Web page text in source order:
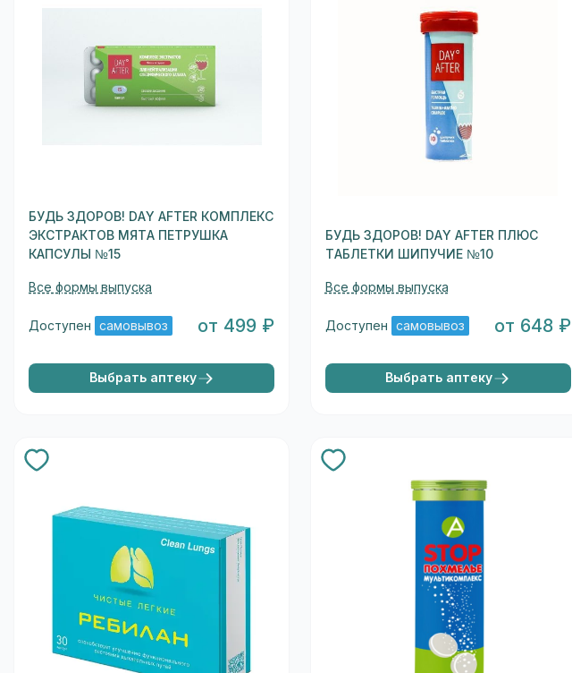
БУДЬ ЗДОРОВ! DAY AFTER КОМПЛЕКС
ЭКСТРАКТОВ МЯТА ПЕТРУШКА
КАПСУЛЫ №15
Все формы выпуска
Доступен самовывоз от 499 ₽
Выбрать аптеку
БУДЬ ЗДОРОВ! DAY AFTER ПЛЮС
ТАБЛЕТКИ ШИПУЧИЕ №10
Все формы выпуска
Доступен самовывоз от 648 ₽
Выбрать аптеку